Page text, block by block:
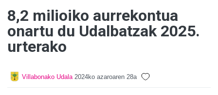
8,2 milioiko aurrekontua
onartu du Udalbatzak 2025.
urterako
Villabonako Udala 2024ko azaroaren 28a